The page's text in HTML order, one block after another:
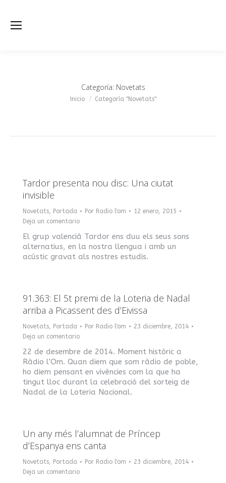
Categoría: Novetats
Estás aquí:
Inicio Categoría "Novetats"
Tardor presenta nou disc: Una ciutat
invisible
Novetats, Portada Por Radio l'om
12 enero, 2015
Deja un comentario
El grup valencià Tardor ens duu els seus sons
alternatius, en la nostra llengua i amb un
acústic gravat als nostres estudis.
91.363: El 5t premi de la Loteria de Nadal
arriba a Picassent des d’Eivissa
Novetats, Portada Por Radio l'om
23 diciembre, 2014
Deja un comentario
22 de desembre de 2014. Moment històric a
Ràdio l’Om. Quan diem que som ràdio de poble,
ho diem pensant en vivències com la que ha
tingut lloc durant la celebració del sorteig de
Nadal de la Loteria Nacional.
Un any més l’alumnat de Príncep
d’Espanya ens canta
Novetats, Portada Por Radio l'om
23 diciembre, 2014
Deja un comentario